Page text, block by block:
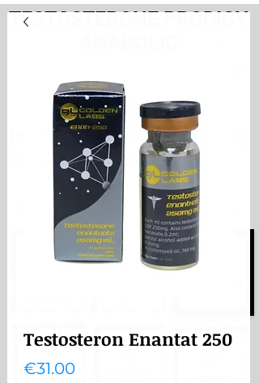
TESTOSTERONE PRODIGY
International store
Shipping from the Netherlands
International store. Shipping
from the Netherlands
Testosteron Enantat 250
€31.00Price